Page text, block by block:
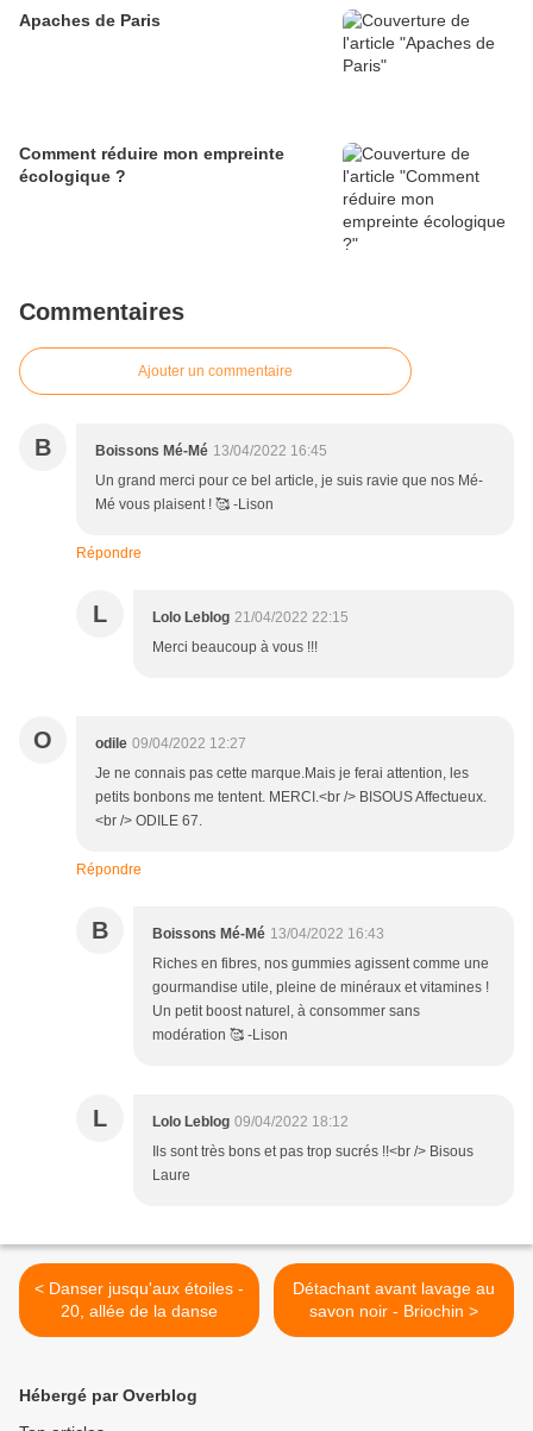
Apaches de Paris
Comment réduire mon empreinte
écologique ?
Commentaires
Ajouter un commentaire
B Boissons Mé-Mé 13/04/2022 16:45
Un grand merci pour ce bel article, je suis ravie que nos Mé-
Mé vous plaisent ! 🥰 -Lison
Répondre
L Lolo Leblog 21/04/2022 22:15
Merci beaucoup à vous !!!
O odile 09/04/2022 12:27
Je ne connais pas cette marque.Mais je ferai attention, les
petits bonbons me tentent. MERCI.<br /> BISOUS Affectueux.
<br /> ODILE 67.
Répondre
B Boissons Mé-Mé 13/04/2022 16:43
Riches en fibres, nos gummies agissent comme une
gourmandise utile, pleine de minéraux et vitamines !
Un petit boost naturel, à consommer sans
modération 🥰 -Lison
L Lolo Leblog 09/04/2022 18:12
Ils sont très bons et pas trop sucrés !!<br /> Bisous
Laure
< Danser jusqu'aux étoiles -
20, allée de la danse
Détachant avant lavage au
savon noir - Briochin >
Hébergé par Overblog